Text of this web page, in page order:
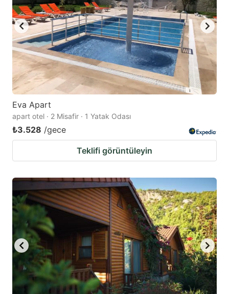
Eva Apart
apart otel · 2 Misafir · 1 Yatak Odası
₺3.528 /gece
Teklifi görüntüleyin